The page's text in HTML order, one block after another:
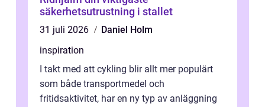
säkerhetsutrustning i stallet
31 juli 2026
Daniel Holm
inspiration
I takt med att cykling blir allt mer populärt
som både transportmedel och
fritidsaktivitet, har en ny typ av anläggning